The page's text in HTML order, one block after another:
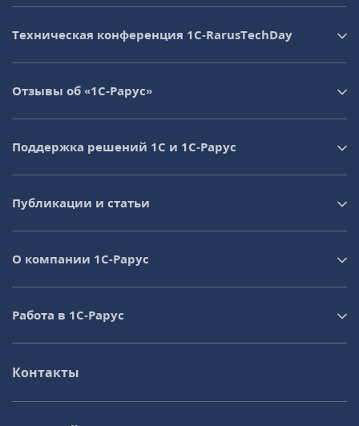
Техническая конференция 1C‑RarusTechDay
Отзывы об «1С-Рарус»
Поддержка решений 1С и 1С‑Рарус
Публикации и статьи
О компании 1C-Рарус
Работа в 1С‑Рарус
Контакты